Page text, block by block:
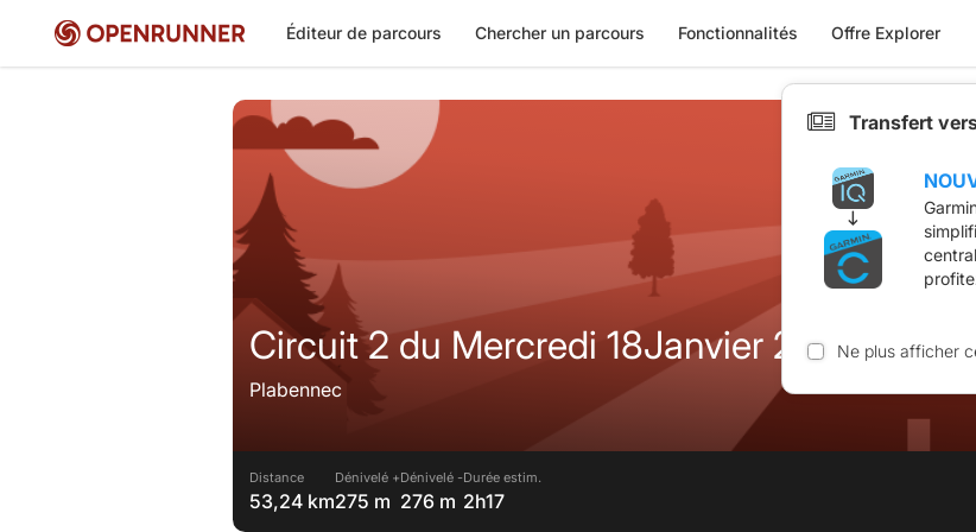
Éditeur de parcours Chercher un parcours Fonctionnalités Offre Explorer
Circuit 2 du Mercredi 18Janvier 2017
Plabennec
Distance
53,24 km
Dénivelé +
275 m
Dénivelé -
276 m
Durée estim.
2h17
Transfert
Ne plus afficher